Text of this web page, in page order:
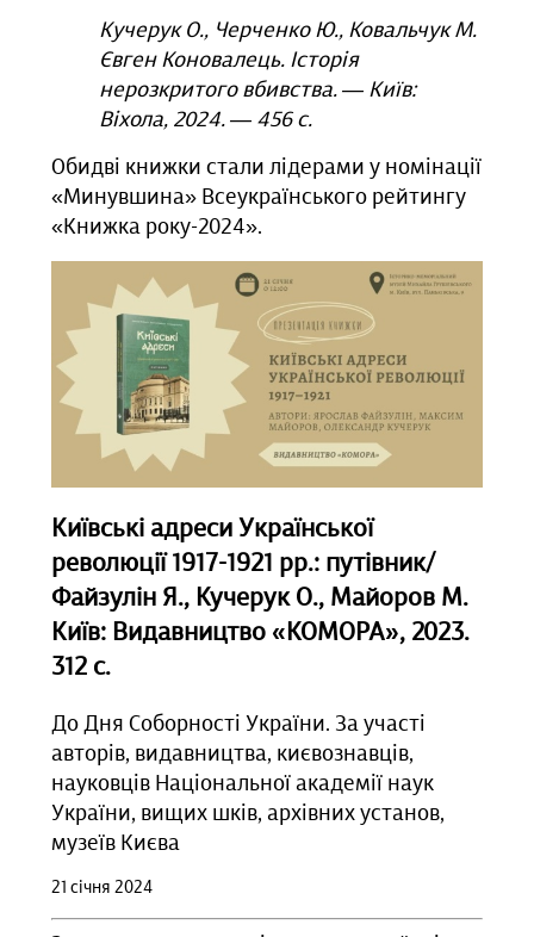
Кучерук О., Черченко Ю., Ковальчук М.
Євген Коновалець. Історія
нерозкритого вбивства. — Київ:
Віхола, 2024. — 456 с.
Обидві книжки стали лідерами у номінації
«Минувшина» Всеукраїнського рейтингу
«Книжка року-2024».
Київські адреси Української
революції 1917-1921 рр.: путівник/
Файзулін Я., Кучерук О., Майоров М.
Київ: Видавництво «КОМОРА», 2023.
312 с.
До Дня Соборності України. За участі
авторів, видавництва, києвознавців,
науковців Національної академії наук
України, вищих шків, архівних установ,
музеїв Києва
21 січня 2024